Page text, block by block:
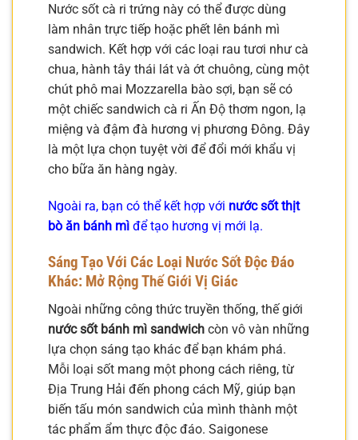
Nước sốt cà ri trứng này có thể được dùng
làm nhân trực tiếp hoặc phết lên bánh mì
sandwich. Kết hợp với các loại rau tươi như cà
chua, hành tây thái lát và ớt chuông, cùng một
chút phô mai Mozzarella bào sợi, bạn sẽ có
một chiếc sandwich cà ri Ấn Độ thơm ngon, lạ
miệng và đậm đà hương vị phương Đông. Đây
là một lựa chọn tuyệt vời để đổi mới khẩu vị
cho bữa ăn hàng ngày.
Ngoài ra, bạn có thể kết hợp với nước sốt thịt
bò ăn bánh mì để tạo hương vị mới lạ.
Sáng Tạo Với Các Loại Nước Sốt Độc Đáo
Khác: Mở Rộng Thế Giới Vị Giác
Ngoài những công thức truyền thống, thế giới
nước sốt bánh mì sandwich còn vô vàn những
lựa chọn sáng tạo khác để bạn khám phá.
Mỗi loại sốt mang một phong cách riêng, từ
Địa Trung Hải đến phong cách Mỹ, giúp bạn
biến tấu món sandwich của mình thành một
tác phẩm ẩm thực độc đáo. Saigonese